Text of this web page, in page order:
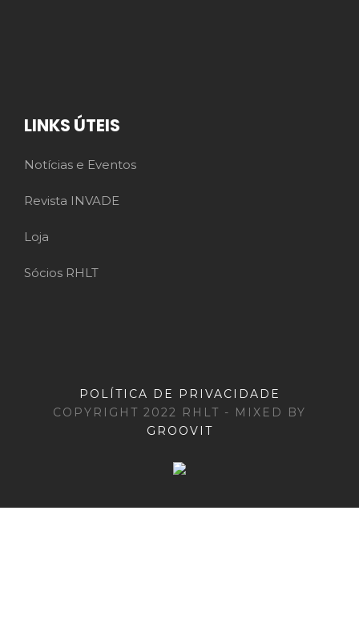
LINKS ÚTEIS
Notícias e Eventos
Revista INVADE
Loja
Sócios RHLT
POLÍTICA DE PRIVACIDADE
COPYRIGHT 2022 RHLT - MIXED BY
GROOVIT